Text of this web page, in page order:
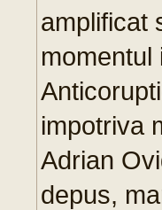
amplificat
momentul
impotriva
Adrian
depus,